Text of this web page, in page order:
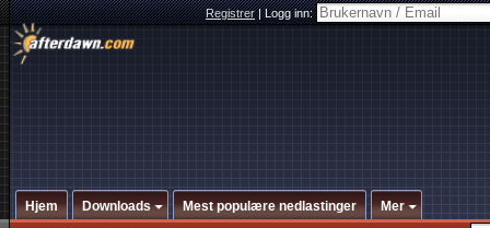
Registrer|Logg inn:
Hjem Downloads Mest populære nedlastinger Mer